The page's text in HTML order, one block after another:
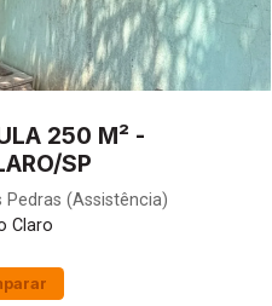
250 M² -
SP
Pedras (Assistência)
Claro